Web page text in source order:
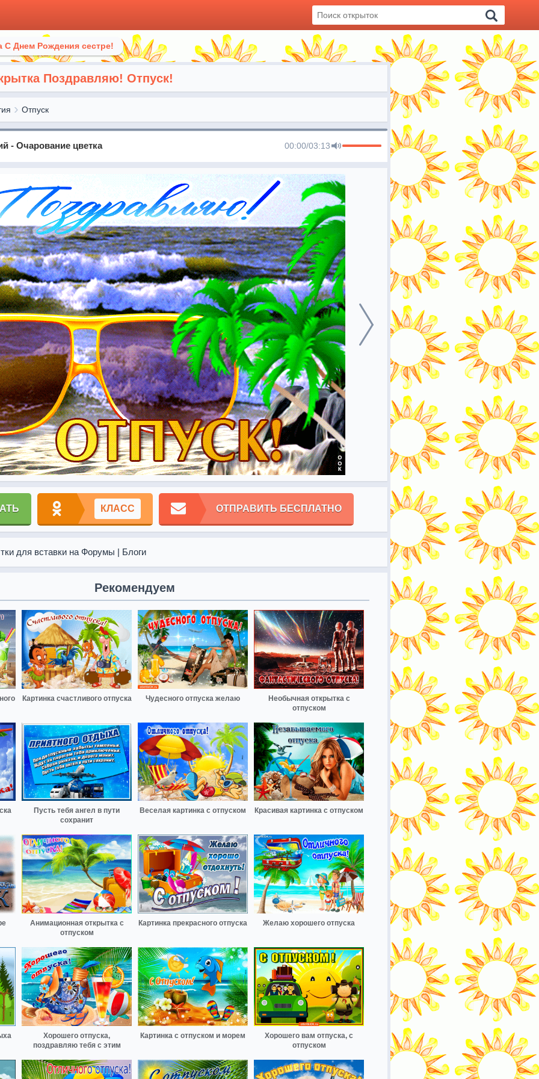
С Днем Рождения сестре!
Поздравляю! Отпуск!
Отпуск
- Очарование цветка 00:00/03:13
КЛАСС ОТПРАВИТЬ БЕСПЛАТНО
для вставки на Форумы | Блоги
Рекомендуем
Картинка счастливого отпуска Чудесного отпуска желаю
Необычная открытка с
отпуском
Пусть тебя ангел в пути
сохранит
Веселая картинка с отпуском Красивая картинка с отпуском
Анимационная открытка с
отпуском
Картинка прекрасного отпуска Желаю хорошего отпуска
Хорошего отпуска,
поздравляю тебя с этим
Картинка с отпуском и морем
Хорошего вам отпуска, с
отпуском